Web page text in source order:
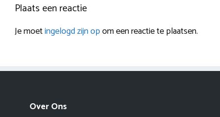
Plaats een reactie
Je moetingelogd zijn opom een reactie te plaatsen.
Over Ons